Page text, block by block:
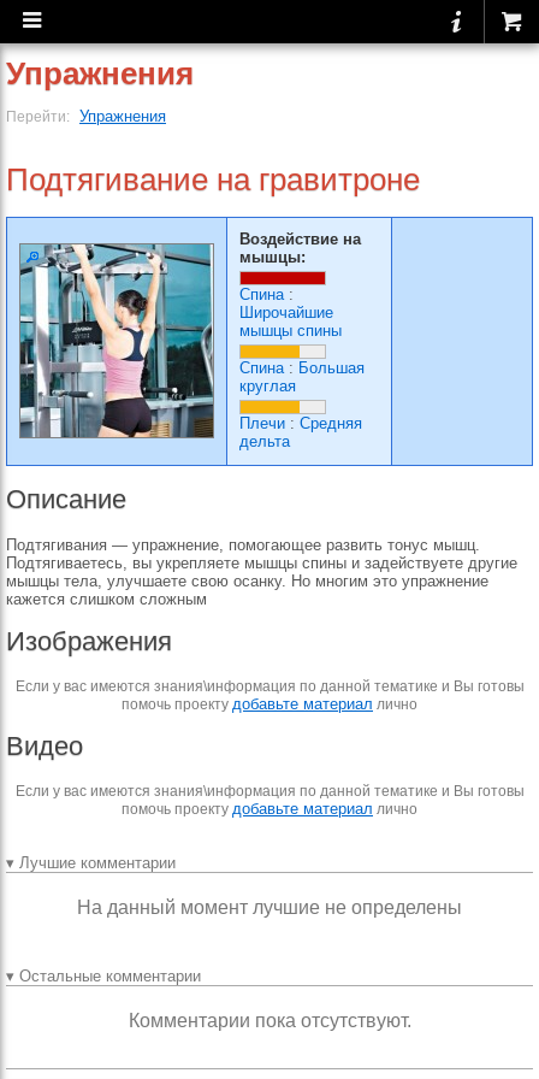
Упражнения
Перейти: Упражнения
Подтягивание на гравитроне
Воздействие на
мышцы:
Спина:
Широчайшие
мышцы спины
Спина: Большая
круглая
Плечи : Средняя
дельта
Описание
Подтягивания — упражнение, помогающее развить тонус мышц.
Подтягиваетесь, вы укрепляете мышцы спины и задействуете другие
мышцы тела, улучшаете свою осанку. Но многим это упражнение
кажется слишком сложным
Изображения
Если у вас имеются знания\информация по данной тематике и Вы готовы
помочь проекту добавьте материал лично
Видео
Если у вас имеются знания\информация по данной тематике и Вы готовы
помочь проекту добавьте материал лично
▾ Лучшие комментарии
На данный момент лучшие не определены
▾ Остальные комментарии
Комментарии пока отсутствуют.